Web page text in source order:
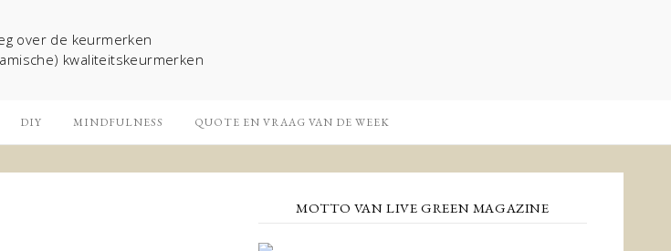
kwaliteitskeurmerken
DIY MINDFULNESS QUOTE EN VRAAG VAN DE WEEK
MOTTO VAN LIVE GREEN MAGAZINE